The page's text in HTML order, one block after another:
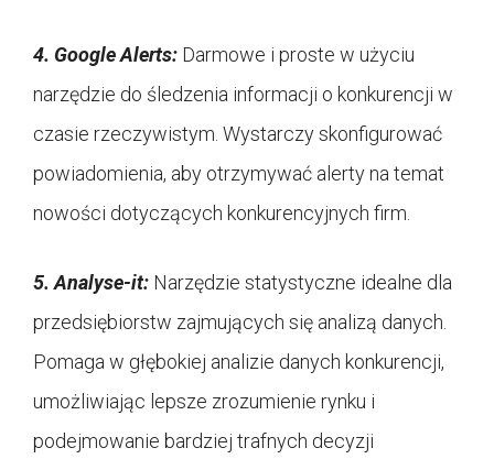
4. Google Alerts: Darmowe i proste w użyciu
narzędzie do śledzenia informacji o konkurencji w
czasie rzeczywistym. Wystarczy skonfigurować
powiadomienia, aby otrzymywać alerty na temat
nowości dotyczących konkurencyjnych firm.
5.Analyse-it: Narzędzie statystyczne idealne dla
przedsiębiorstw zajmujących się analizą danych.
Pomaga w głębokiej analizie danych konkurencji,
umożliwiając lepsze zrozumienie rynku i
podejmowanie bardziej trafnych decyzji